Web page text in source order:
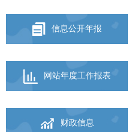
信息公开年报
网站年度工作报表
财政信息